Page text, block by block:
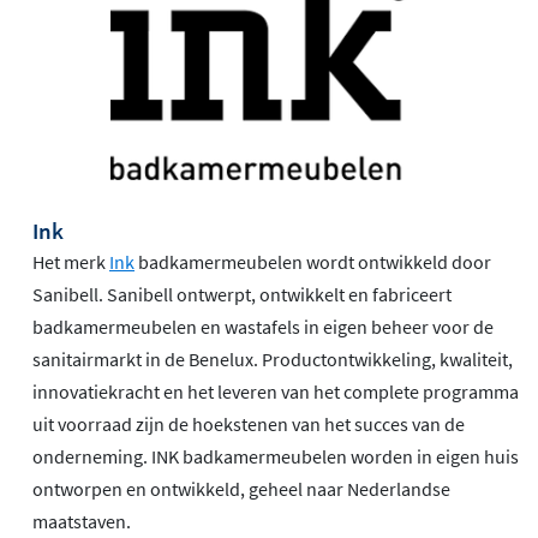
Elke kleurstaal is uniek en biedt een betrouwbare indruk
van de keramische slab. Houd er wel rekening mee dat
het uiteindelijke product iets kan afwijken van de staal,
productiemethode. De staal is bedoeld als hulpmiddel
Ink
Het merk Ink badkamermeubelen wordt ontwikkeld door
Sanibell. Sanibell ontwerpt, ontwikkelt en fabriceert
badkamermeubelen en wastafels in eigen beheer voor de
sanitairmarkt in de Benelux. Productontwikkeling, kwaliteit,
innovatiekracht en het leveren van het complete programma
uit voorraad zijn de hoekstenen van het succes van de
onderneming. INK badkamermeubelen worden in eigen huis
ontworpen en ontwikkeld, geheel naar Nederlandse
maatstaven.